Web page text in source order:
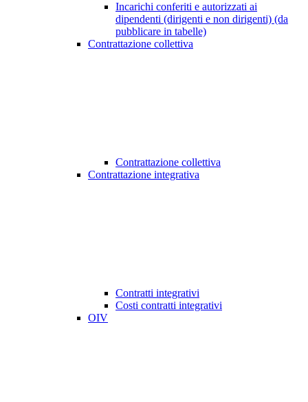
Incarichi conferiti e autorizzati ai
dipendenti (dirigenti e non dirigenti) (da
pubblicare in tabelle)
Contrattazione collettiva
Contrattazione collettiva
Contrattazione integrativa
Contratti integrativi
Costi contratti integrativi
OIV